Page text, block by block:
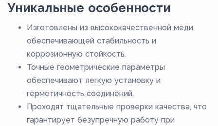
Уникальные особенности
Изготовлены из высококачественной меди,
обеспечивающей стабильность и
коррозионную стойкость.
Точные геометрические параметры
обеспечивают легкую установку и
герметичность соединений.
Проходят тщательные проверки качества, что
гарантирует безупречную работу при